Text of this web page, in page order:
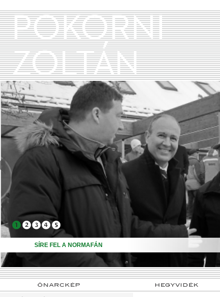
SÍRE FEL A NORMAFÁN
➎
ÖNARCKÉP HEGYVIDÉK